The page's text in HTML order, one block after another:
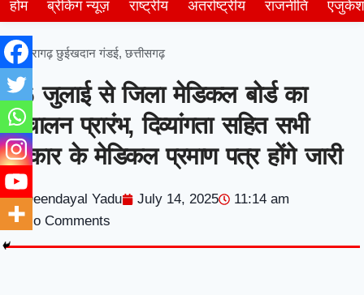
होम ब्रेकिंग न्यूज़ राष्ट्रीय अंतर्राष्ट्रीय राजनीति
खैरागढ़ छुईखदान गंडई,छत्तीसगढ़
16 जुलाई से जिला मेडिकल बोर्ड का
संचालन प्रारंभ, दिव्यांगता सहित सभी
प्रकार के मेडिकल प्रमाण पत्र होंगे जारी
Deendayal Yadu July 14, 2025
11:14 am
No Comments